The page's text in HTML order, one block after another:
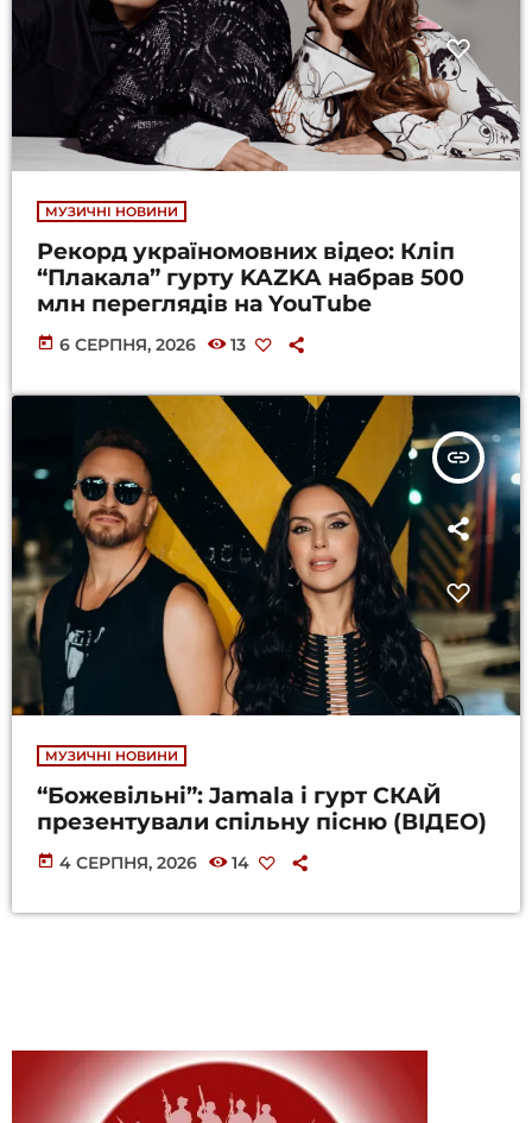
МУЗИЧНІ НОВИНИ
Рекорд україномовних відео: Кліп
“Плакала” гурту KAZKA набрав 500
млн переглядів на YouTube
today 6 СЕРПНЯ, 2026 13
insert_link
МУЗИЧНІ НОВИНИ
“Божевільні”: Jamala і гурт СКАЙ
презентували спільну пісню (ВІДЕО)
today 4 СЕРПНЯ, 2026 14